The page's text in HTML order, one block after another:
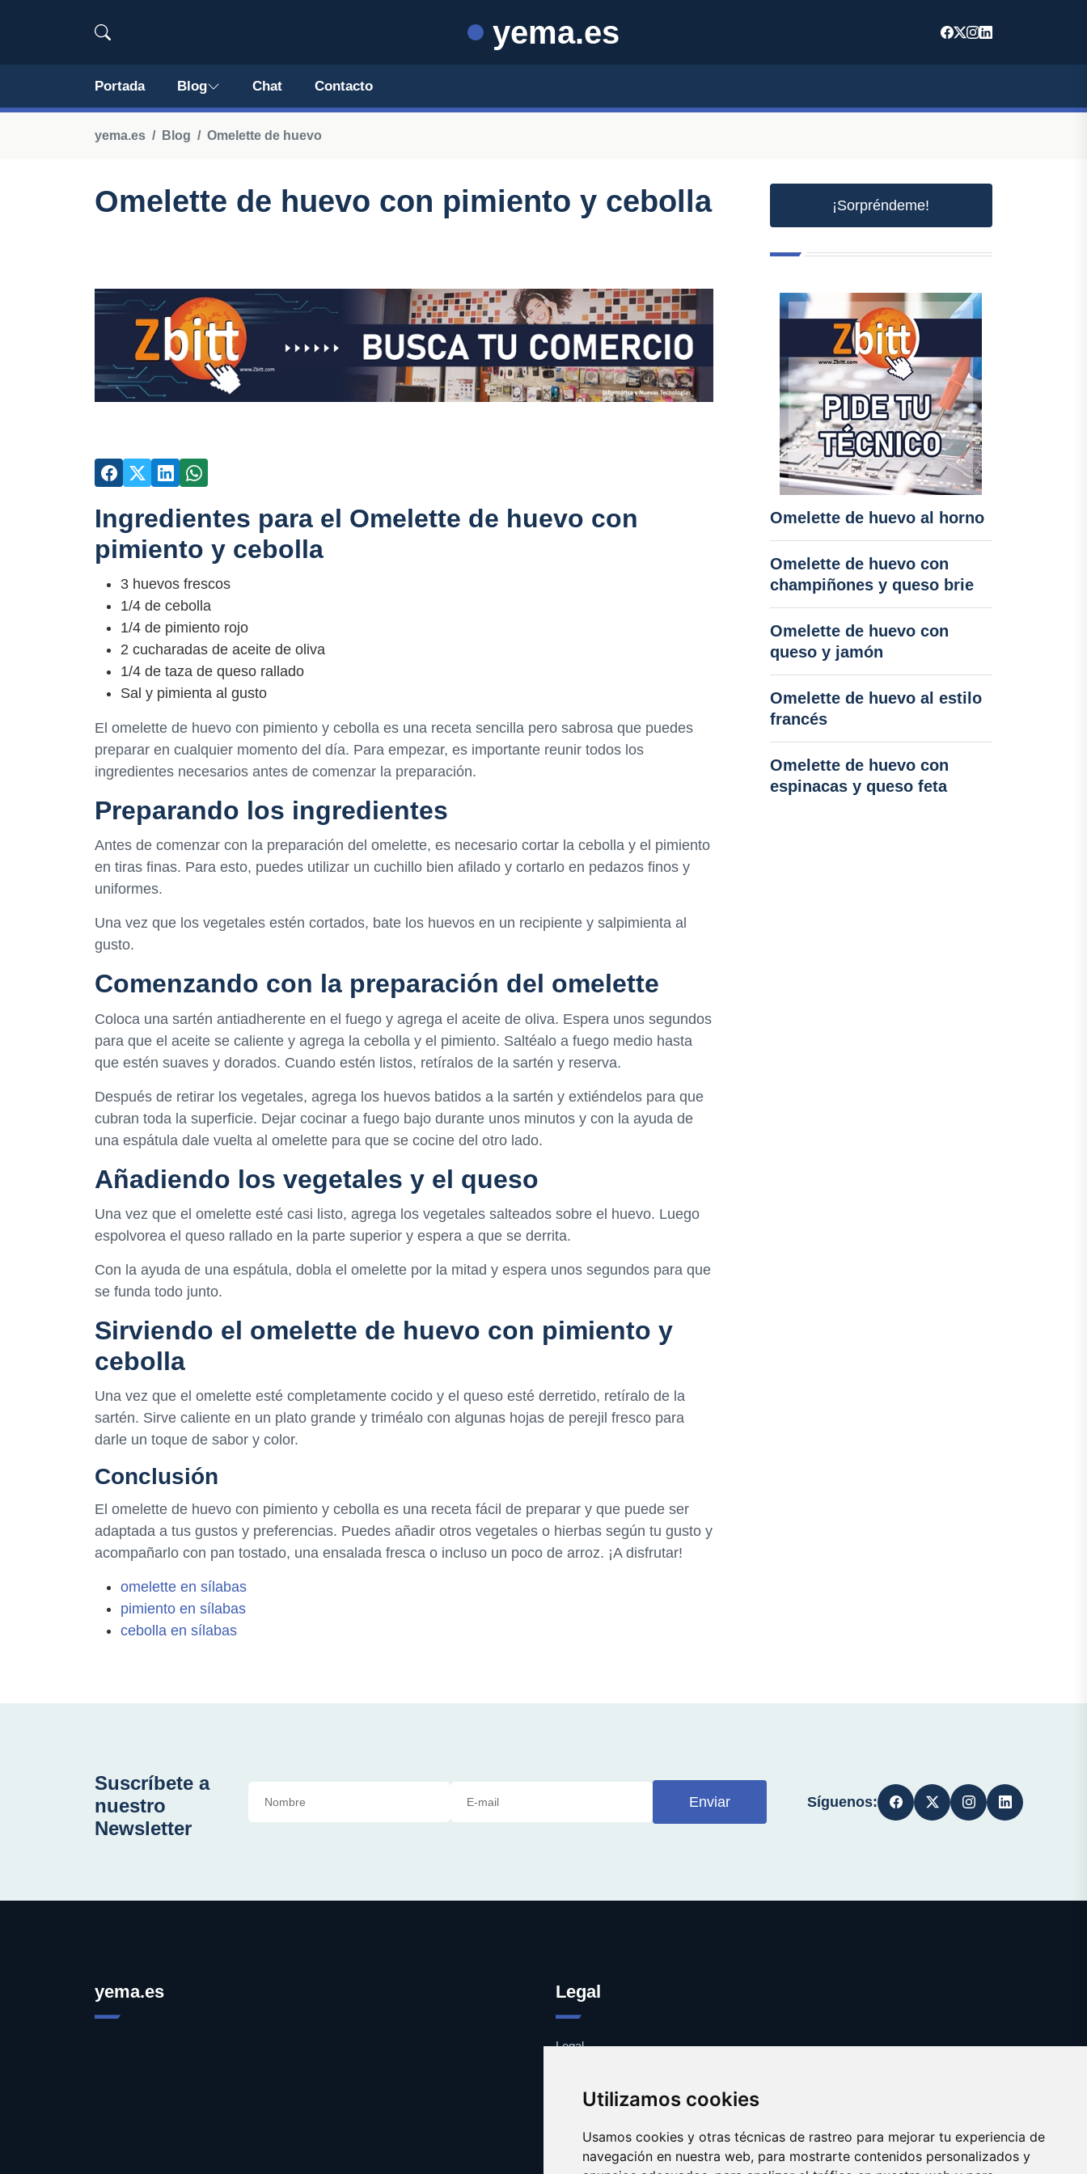
Utilizamos cookies
Usamos cookies y otras técnicas de rastreo para mejorar tu experiencia de
navegación en nuestra web, para mostrarte contenidos personalizados y
yema.es
Portada Blog Chat Contacto
yema.es Blog Omelette de huevo
Omelette de huevo con pimiento y cebolla
Ingredientes para el Omelette de huevo con
pimiento y cebolla
3 huevos frescos
1/4 de cebolla
1/4 de pimiento rojo
2 cucharadas de aceite de oliva
1/4 de taza de queso rallado
Sal y pimienta al gusto
El omelette de huevo con pimiento y cebolla es una receta sencilla pero sabrosa que puedes
preparar en cualquier momento del día. Para empezar, es importante reunir todos los
ingredientes necesarios antes de comenzar la preparación.
Preparando los ingredientes
Antes de comenzar con la preparación del omelette, es necesario cortar la cebolla y el pimiento
en tiras finas. Para esto, puedes utilizar un cuchillo bien afilado y cortarlo en pedazos finos y
uniformes.
Una vez que los vegetales estén cortados, bate los huevos en un recipiente y salpimienta al
gusto.
Comenzando con la preparación del omelette
Coloca una sartén antiadherente en el fuego y agrega el aceite de oliva. Espera unos segundos
para que el aceite se caliente y agrega la cebolla y el pimiento. Saltéalo a fuego medio hasta
que estén suaves y dorados. Cuando estén listos, retíralos de la sartén y reserva.
Después de retirar los vegetales, agrega los huevos batidos a la sartén y extiéndelos para que
cubran toda la superficie. Dejar cocinar a fuego bajo durante unos minutos y con la ayuda de
una espátula dale vuelta al omelette para que se cocine del otro lado.
Añadiendo los vegetales y el queso
Una vez que el omelette esté casi listo, agrega los vegetales salteados sobre el huevo. Luego
espolvorea el queso rallado en la parte superior y espera a que se derrita.
Con la ayuda de una espátula, dobla el omelette por la mitad y espera unos segundos para que
se funda todo junto.
Sirviendo el omelette de huevo con pimiento y
cebolla
Una vez que el omelette esté completamente cocido y el queso esté derretido, retíralo de la
sartén. Sirve caliente en un plato grande y triméalo con algunas hojas de perejil fresco para
darle un toque de sabor y color.
Conclusión
El omelette de huevo con pimiento y cebolla es una receta fácil de preparar y que puede ser
adaptada a tus gustos y preferencias. Puedes añadir otros vegetales o hierbas según tu gusto y
acompañarlo con pan tostado, una ensalada fresca o incluso un poco de arroz. ¡A disfrutar!
omelette en sílabas
pimiento en sílabas
cebolla en sílabas
¡Sorpréndeme!
Omelette de huevo al horno
Omelette de huevo con
champiñones y queso brie
Omelette de huevo con
queso y jamón
Omelette de huevo al estilo
francés
Omelette de huevo con
espinacas y queso feta
Suscríbete a
nuestro
Newsletter
Enviar Síguenos:
yema.es Legal
Legal
Contacto